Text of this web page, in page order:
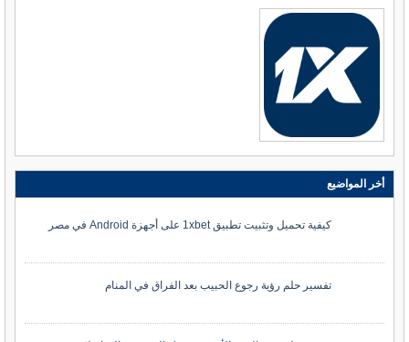
أخر المواضيع
كيفية تحميل وتثبيت تطبيق 1xbet على أجهزة Android في مصر
تفسير حلم رؤية رجوع الحبيب بعد الفراق في المنام